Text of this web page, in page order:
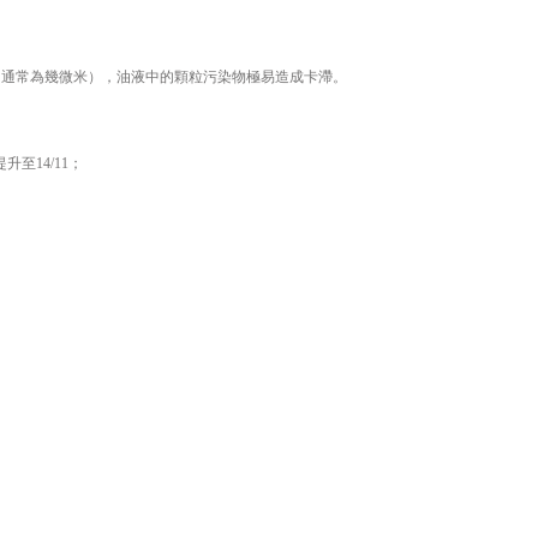
常為幾微米），油液中的顆粒污染物極易造成卡滯。
至14/11；